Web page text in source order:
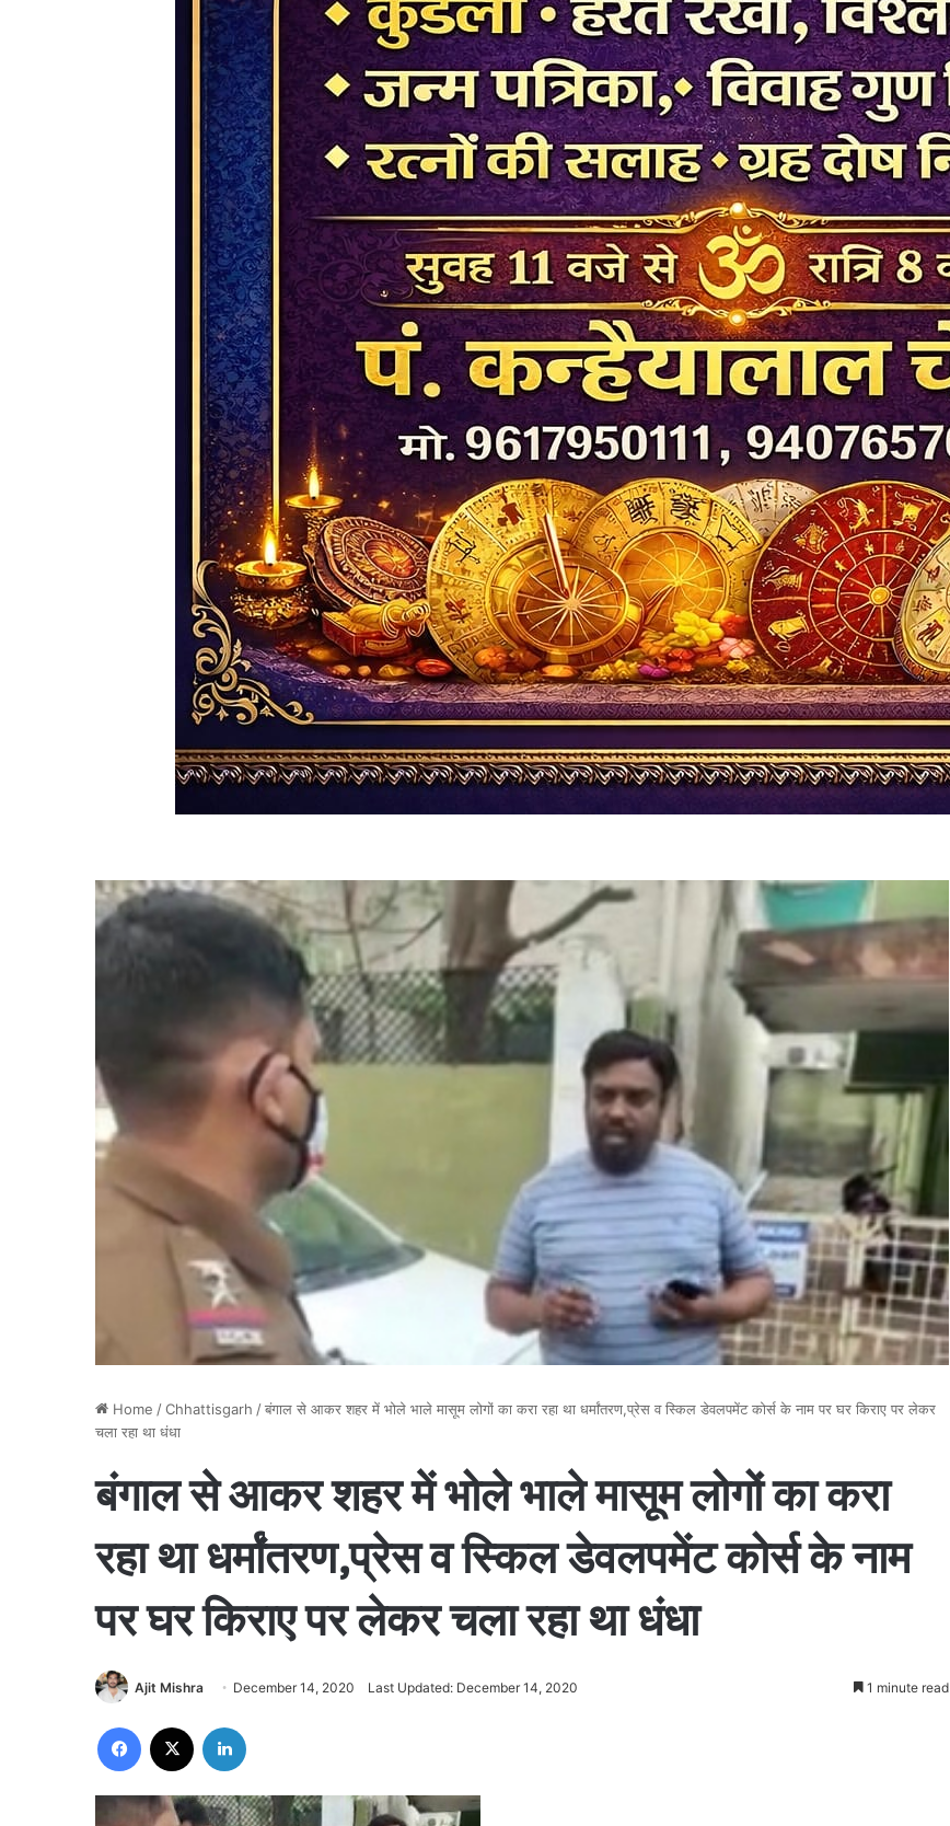
Home /Chhattisgarh /बंगाल से आकर शहर में भोले भाले मासूम लोगों का करा रहा था धर्मांतरण,प्रेस व स्किल डेवलपमेंट कोर्स के नाम पर घर किराए पर लेकर
चला रहा था धंधा
बंगाल से आकर शहर में भोले भाले मासूम लोगों का करा
रहा था धर्मांतरण,प्रेस व स्किल डेवलपमेंट कोर्स के नाम
पर घर किराए पर लेकर चला रहा था धंधा
Ajit Mishra December 14, 2020 Last Updated: December 14, 2020 1 minute read
Facebook